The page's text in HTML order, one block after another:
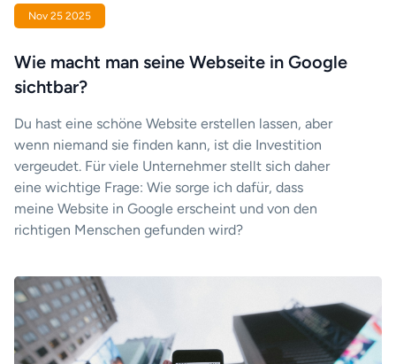
Nov 25 2025
Wie macht man seine Webseite in Google
sichtbar?
Du hast eine schöne Website erstellen lassen, aber
wenn niemand sie finden kann, ist die Investition
vergeudet. Für viele Unternehmer stellt sich daher
eine wichtige Frage: Wie sorge ich dafür, dass
meine Website in Google erscheint und von den
richtigen Menschen gefunden wird?